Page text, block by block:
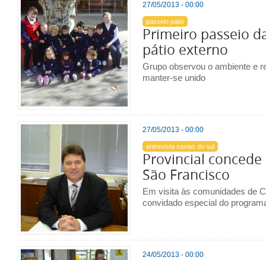
27/05/2013 - 00:00
passeio pátio
Primeiro passeio
pátio externo
Grupo observou o ambiente e
manter-se unido
27/05/2013 - 00:00
entrevista caxias do sul
Provincial
São Francisco
Em visita às comunidades de
convidado especial do
24/05/2013 - 00:00